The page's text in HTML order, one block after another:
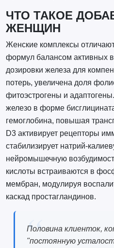
ЧТО ТАКОЕ
ЖЕНЩИН
Женские комплексы
формул балансом активных
дозировки железа для
потерь, увеличена доля
фитоэстрогены и
железо в форме
гемоглобина, повышая
D3 активирует рецепторы
стабилизирует натрий-
нейромышечную
кислоты встраиваются в
мембран, модулируя
каскад простагландинов.
Половина клиенток,
"постоянную